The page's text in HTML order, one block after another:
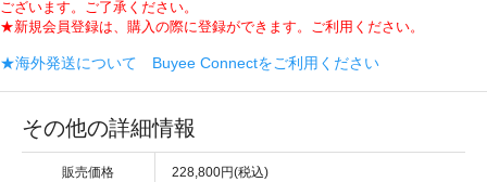
ございます。ご了承ください。
★新規会員登録は、購入の際に登録ができます。ご利用ください。
★海外発送について Buyee Connectをご利用ください
その他の詳細情報
販売価格 228,800円(税込)